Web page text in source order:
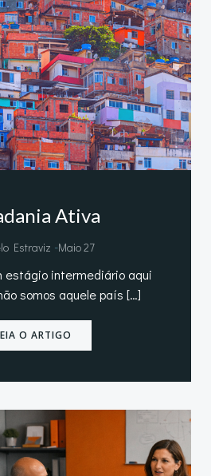
Ativa
Estraviz -Maio 27
estágio intermediário aqui
somos aquele país […]
O ARTIGO